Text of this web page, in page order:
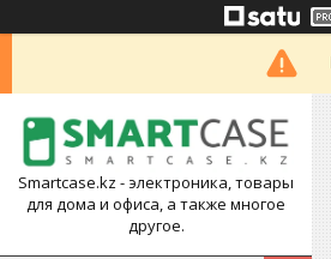
Smartcase.kz - электроника, товары
для дома и офиса, а также многое
другое.